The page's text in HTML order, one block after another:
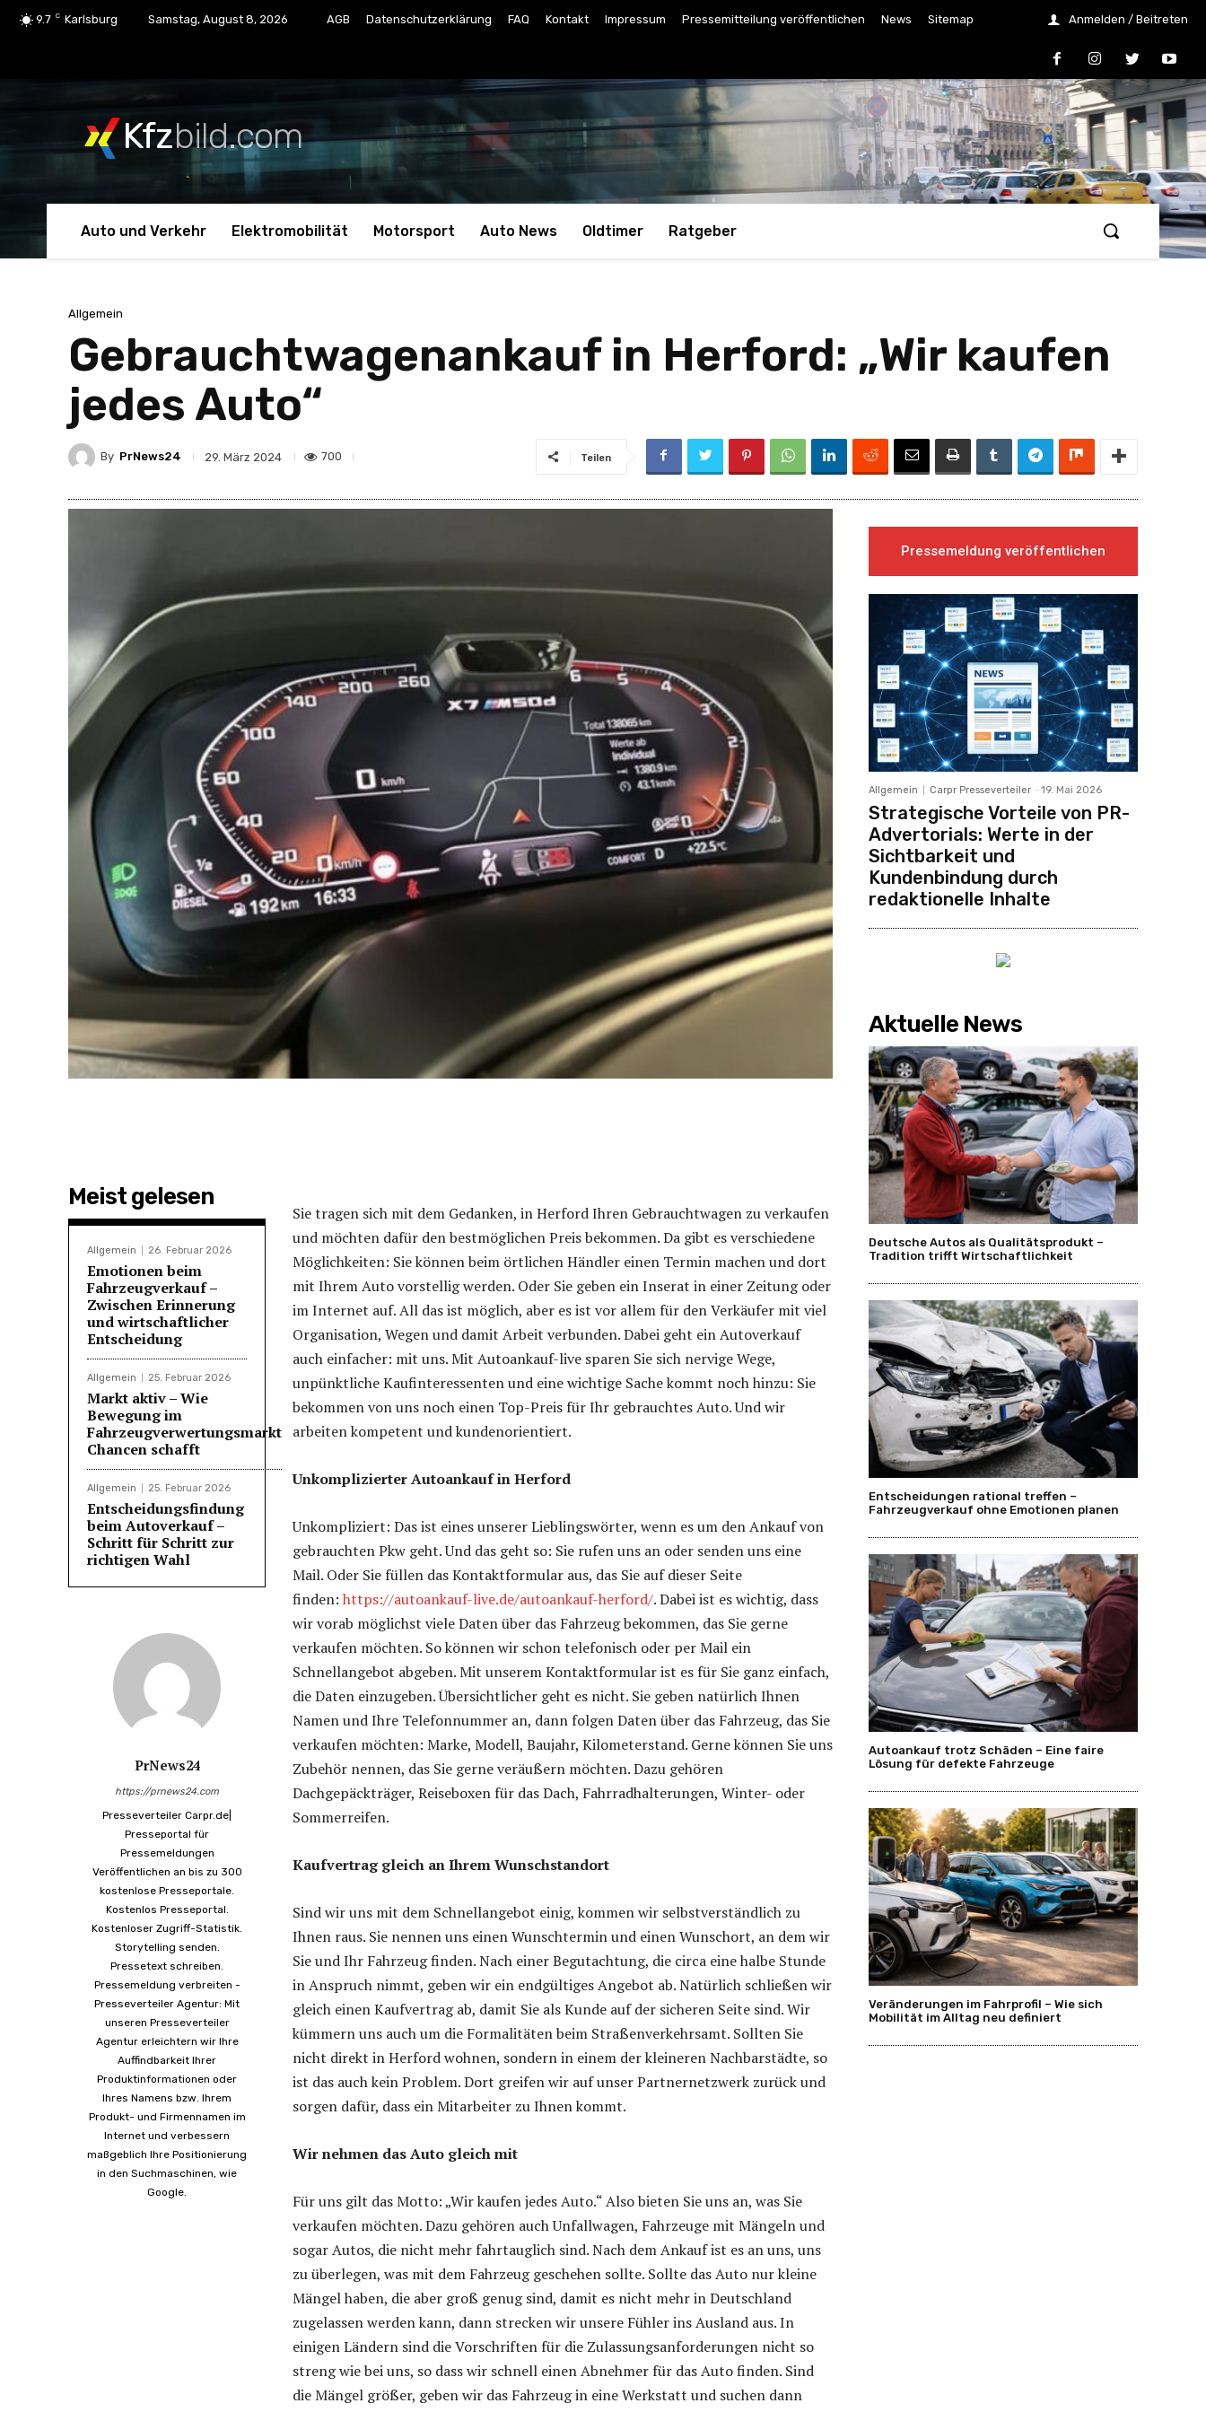
9.7 C Karlsburg Samstag, August 8, 2026 AGB Datenschutzerklärung FAQ Kontakt Impressum Pressemitteilung veröffentlichen News Sitemap Anmelden / Beitreten
Kfzbild.com
Auto und Verkehr Elektromobilität Motorsport Auto News Oldtimer Ratgeber
Allgemein
Gebrauchtwagenankauf in Herford: „Wir kaufen
jedes Auto“
By PrNews24 29. März 2024 700 Teilen
Meist gelesen
Allgemein 26. Februar 2026
Emotionen beim
Fahrzeugverkauf –
Zwischen Erinnerung
und wirtschaftlicher
Entscheidung
Allgemein 25. Februar 2026
Markt aktiv – Wie
Bewegung im
Fahrzeugverwertungsmarkt
Chancen schafft
Allgemein 25. Februar 2026
Entscheidungsfindung
beim Autoverkauf –
Schritt für Schritt zur
richtigen Wahl
PrNews24
https://prnews24.com
Presseverteiler Carpr.de|
Presseportal für
Pressemeldungen
Veröffentlichen an bis zu 300
kostenlose Presseportale.
Kostenlos Presseportal.
Kostenloser Zugriff-Statistik.
Storytelling senden.
Pressetext schreiben.
Pressemeldung verbreiten -
Presseverteiler Agentur: Mit
unseren Presseverteiler
Agentur erleichtern wir Ihre
Auffindbarkeit Ihrer
Produktinformationen oder
Ihres Namens bzw. Ihrem
Produkt- und Firmennamen im
Internet und verbessern
maßgeblich Ihre Positionierung
in den Suchmaschinen, wie
Google.
Sie tragen sich mit dem Gedanken, in Herford Ihren Gebrauchtwagen zu verkaufen
und möchten dafür den bestmöglichen Preis bekommen. Da gibt es verschiedene
Möglichkeiten: Sie können beim örtlichen Händler einen Termin machen und dort
mit Ihrem Auto vorstellig werden. Oder Sie geben ein Inserat in einer Zeitung oder
im Internet auf. All das ist möglich, aber es ist vor allem für den Verkäufer mit viel
Organisation, Wegen und damit Arbeit verbunden. Dabei geht ein Autoverkauf
auch einfacher: mit uns. Mit Autoankauf-live sparen Sie sich nervige Wege,
unpünktliche Kaufinteressenten und eine wichtige Sache kommt noch hinzu: Sie
bekommen von uns noch einen Top-Preis für Ihr gebrauchtes Auto. Und wir
arbeiten kompetent und kundenorientiert.
Unkomplizierter Autoankauf in Herford
Unkompliziert: Das ist eines unserer Lieblingswörter, wenn es um den Ankauf von
gebrauchten Pkw geht. Und das geht so: Sie rufen uns an oder senden uns eine
Mail. Oder Sie füllen das Kontaktformular aus, das Sie auf dieser Seite
finden: https://autoankauf-live.de/autoankauf-herford/. Dabei ist es wichtig, dass
wir vorab möglichst viele Daten über das Fahrzeug bekommen, das Sie gerne
verkaufen möchten. So können wir schon telefonisch oder per Mail ein
Schnellangebot abgeben. Mit unserem Kontaktformular ist es für Sie ganz einfach,
die Daten einzugeben. Übersichtlicher geht es nicht. Sie geben natürlich Ihnen
Namen und Ihre Telefonnummer an, dann folgen Daten über das Fahrzeug, das Sie
verkaufen möchten: Marke, Modell, Baujahr, Kilometerstand. Gerne können Sie uns
Zubehör nennen, das Sie gerne veräußern möchten. Dazu gehören
Dachgepäckträger, Reiseboxen für das Dach, Fahrradhalterungen, Winter- oder
Sommerreifen.
Kaufvertrag gleich an Ihrem Wunschstandort
Sind wir uns mit dem Schnellangebot einig, kommen wir selbstverständlich zu
Ihnen raus. Sie nennen uns einen Wunschtermin und einen Wunschort, an dem wir
Sie und Ihr Fahrzeug finden. Nach einer Begutachtung, die circa eine halbe Stunde
in Anspruch nimmt, geben wir ein endgültiges Angebot ab. Natürlich schließen wir
gleich einen Kaufvertrag ab, damit Sie als Kunde auf der sicheren Seite sind. Wir
kümmern uns auch um die Formalitäten beim Straßenverkehrsamt. Sollten Sie
nicht direkt in Herford wohnen, sondern in einem der kleineren Nachbarstädte, so
ist das auch kein Problem. Dort greifen wir auf unser Partnernetzwerk zurück und
sorgen dafür, dass ein Mitarbeiter zu Ihnen kommt.
Wir nehmen das Auto gleich mit
Für uns gilt das Motto: „Wir kaufen jedes Auto.“ Also bieten Sie uns an, was Sie
verkaufen möchten. Dazu gehören auch Unfallwagen, Fahrzeuge mit Mängeln und
sogar Autos, die nicht mehr fahrtauglich sind. Nach dem Ankauf ist es an uns, uns
zu überlegen, was mit dem Fahrzeug geschehen sollte. Sollte das Auto nur kleine
Mängel haben, die aber groß genug sind, damit es nicht mehr in Deutschland
zugelassen werden kann, dann strecken wir unsere Fühler ins Ausland aus. In
einigen Ländern sind die Vorschriften für die Zulassungsanforderungen nicht so
streng wie bei uns, so dass wir schnell einen Abnehmer für das Auto finden. Sind
die Mängel größer, geben wir das Fahrzeug in eine Werkstatt und suchen dann
Pressemeldung veröffentlichen
Allgemein Carpr Presseverteiler - 19. Mai 2026
Strategische Vorteile von PR-
Advertorials: Werte in der
Sichtbarkeit und
Kundenbindung durch
redaktionelle Inhalte
Aktuelle News
Deutsche Autos als Qualitätsprodukt –
Tradition trifft Wirtschaftlichkeit
Entscheidungen rational treffen –
Fahrzeugverkauf ohne Emotionen planen
Autoankauf trotz Schäden – Eine faire
Lösung für defekte Fahrzeuge
Veränderungen im Fahrprofil – Wie sich
Mobilität im Alltag neu definiert